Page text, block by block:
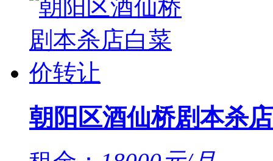
朝阳区酒仙桥剧本杀